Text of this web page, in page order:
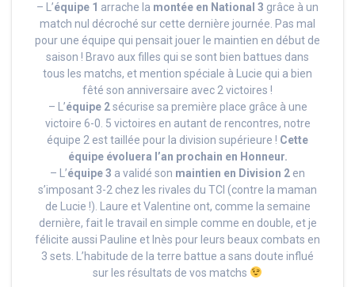
– L’équipe 1 arrache la montée en National 3 grâce à un
match nul décroché sur cette dernière journée. Pas mal
pour une équipe qui pensait jouer le maintien en début de
saison ! Bravo aux filles qui se sont bien battues dans
tous les matchs, et mention spéciale à Lucie qui a bien
fêté son anniversaire avec 2 victoires !
– L’équipe 2sécurise sa première place grâce à une
victoire 6-0. 5 victoires en autant de rencontres, notre
équipe 2 est taillée pour la division supérieure ! Cette
équipe évoluera l’an prochain en Honneur.
– L’équipe 3 a validé son maintien en Division 2 en
s’imposant 3-2 chez les rivales du TCI (contre la maman
de Lucie !). Laure et Valentine ont, comme la semaine
dernière, fait le travail en simple comme en double, et je
félicite aussi Pauline et Inès pour leurs beaux combats en
3 sets. L’habitude de la terre battue a sans doute influé
sur les résultats de vos matchs